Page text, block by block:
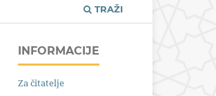
TRAŽI
INFORMACIJE
Za čitatelje